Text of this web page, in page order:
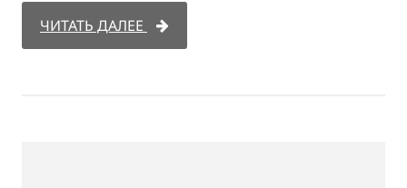
ЧИТАТЬ ДАЛЕЕ